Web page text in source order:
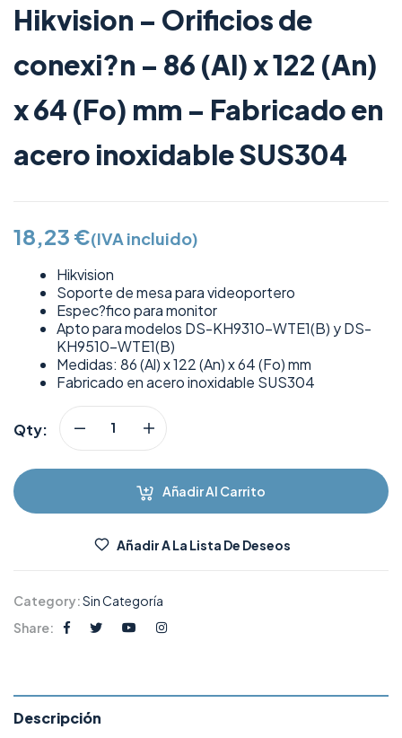
Hikvision – Orificios de
conexi?n – 86 (Al) x 122 (An)
x 64 (Fo) mm – Fabricado en
acero inoxidable SUS304
18,23 €(IVA incluido)
Hikvision
Soporte de mesa para videoportero
Espec?fico para monitor
Apto para modelos DS-KH9310-WTE1(B) y DS-
KH9510-WTE1(B)
Medidas: 86 (Al) x 122 (An) x 64 (Fo) mm
Fabricado en acero inoxidable SUS304
Qty:
Añadir Al Carrito
Añadir A La Lista De Deseos
Category:Sin Categoría
Share:
Descripción